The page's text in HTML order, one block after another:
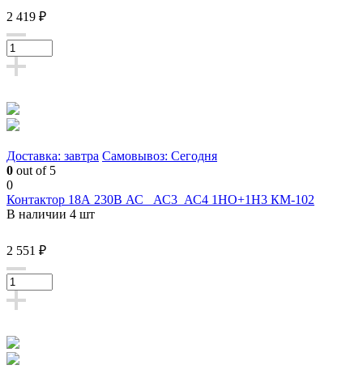
2 419 ₽
Доставка: завтра Самовывоз: Сегодня
0 out of 5
0
Контактор 18А 230В АС_ АС3_АС4 1НО+1Н3 КМ-102
В наличии 4 шт
2 551 ₽